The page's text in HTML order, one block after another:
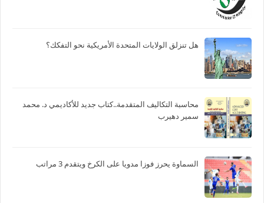
هل تنزلق الولايات المتحدة الأمريكية نحو التفكك؟
محاسبة التكاليف المتقدمة..كتاب جديد للأكاديمي د. محمد
سمير دهيرب
السماوة يحرز فوزا مدويا على الكرخ ويتقدم 3 مراتب